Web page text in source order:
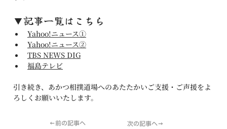
▼記事一覧はこちら
Yahoo!ニュース①
Yahoo!ニュース②
TBS NEWS DIG
福島テレビ
引き続き、あかつ相撲道場へのあたたかいご支援・ご声援をよ
ろしくお願いいたします。
←前の記事へ 次の記事へ→